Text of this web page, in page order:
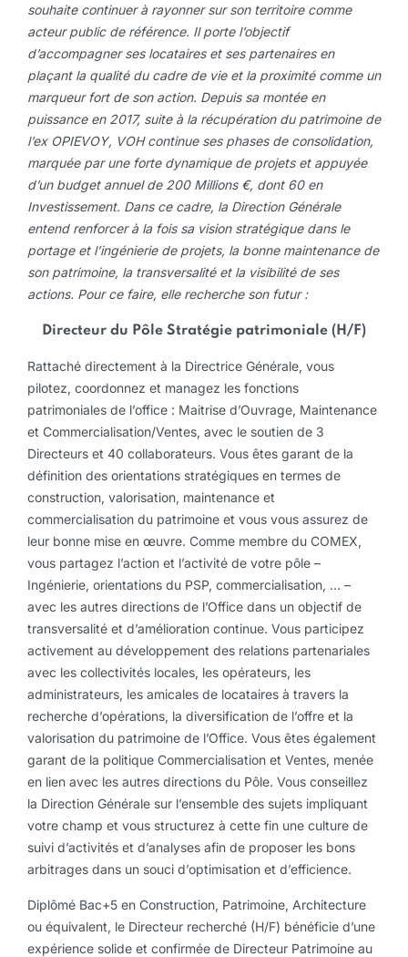
souhaite continuer à rayonner sur son territoire comme
acteur public de référence. Il porte l’objectif
d’accompagner ses locataires et ses partenaires en
plaçant la qualité du cadre de vie et la proximité comme un
marqueur fort de son action. Depuis sa montée en
puissance en 2017, suite à la récupération du patrimoine de
l’ex OPIEVOY, VOH continue ses phases de consolidation,
marquée par une forte dynamique de projets et appuyée
d’un budget annuel de 200 Millions €, dont 60 en
Investissement. Dans ce cadre, la Direction Générale
entend renforcer à la fois sa vision stratégique dans le
portage et l’ingénierie de projets, la bonne maintenance de
son patrimoine, la transversalité et la visibilité de ses
actions. Pour ce faire, elle recherche son futur :
Directeur du Pôle Stratégie patrimoniale (H/F)
Rattaché directement à la Directrice Générale, vous
pilotez, coordonnez et managez les fonctions
patrimoniales de l’office : Maitrise d’Ouvrage, Maintenance
et Commercialisation/Ventes, avec le soutien de 3
Directeurs et 40 collaborateurs. Vous êtes garant de la
définition des orientations stratégiques en termes de
construction, valorisation, maintenance et
commercialisation du patrimoine et vous vous assurez de
leur bonne mise en œuvre. Comme membre du COMEX,
vous partagez l’action et l’activité de votre pôle –
Ingénierie, orientations du PSP, commercialisation, … –
avec les autres directions de l’Office dans un objectif de
transversalité et d’amélioration continue. Vous participez
activement au développement des relations partenariales
avec les collectivités locales, les opérateurs, les
administrateurs, les amicales de locataires à travers la
recherche d’opérations, la diversification de l’offre et la
valorisation du patrimoine de l’Office. Vous êtes également
garant de la politique Commercialisation et Ventes, menée
en lien avec les autres directions du Pôle. Vous conseillez
la Direction Générale sur l’ensemble des sujets impliquant
votre champ et vous structurez à cette fin une culture de
suivi d’activités et d’analyses afin de proposer les bons
arbitrages dans un souci d’optimisation et d’efficience.
Diplômé Bac+5 en Construction, Patrimoine, Architecture
ou équivalent, le Directeur recherché (H/F) bénéficie d’une
expérience solide et confirmée de Directeur Patrimoine au